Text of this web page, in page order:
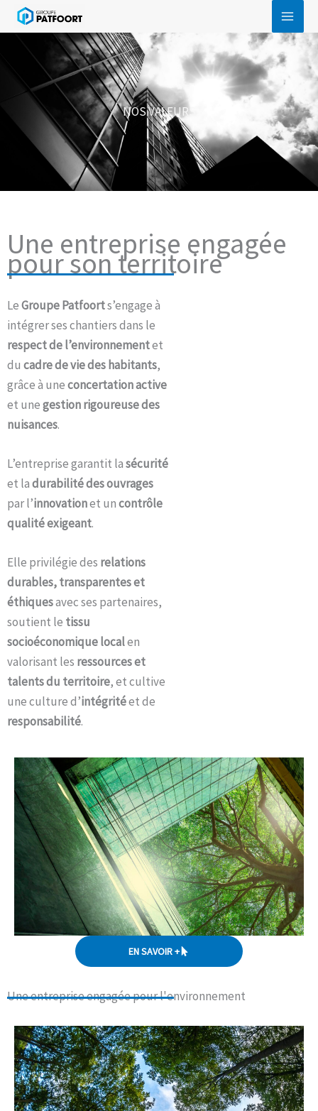
Aller
au
NOS VALEURS
Une entreprise engagée
pour son territoire
LeGroupe Patfoorts’engage à
intégrer ses chantiers dans le
respect de l’environnementet
du cadre de vie des habitants,
grâce à uneconcertation active
et unegestion rigoureuse des
nuisances.
L’entreprise garantit lasécurité
et ladurabilité des ouvrages
par l’innovationet uncontrôle
qualité exigeant.
Elle privilégie des relations
durables, transparentes et
éthiquesavec ses partenaires,
soutient le tissu
socioéconomique localen
valorisant les ressources et
talents du territoire, et cultive
une culture d’intégritéet de
responsabilité.
EN SAVOIR +
Une entreprise engagée pour l'environnement​